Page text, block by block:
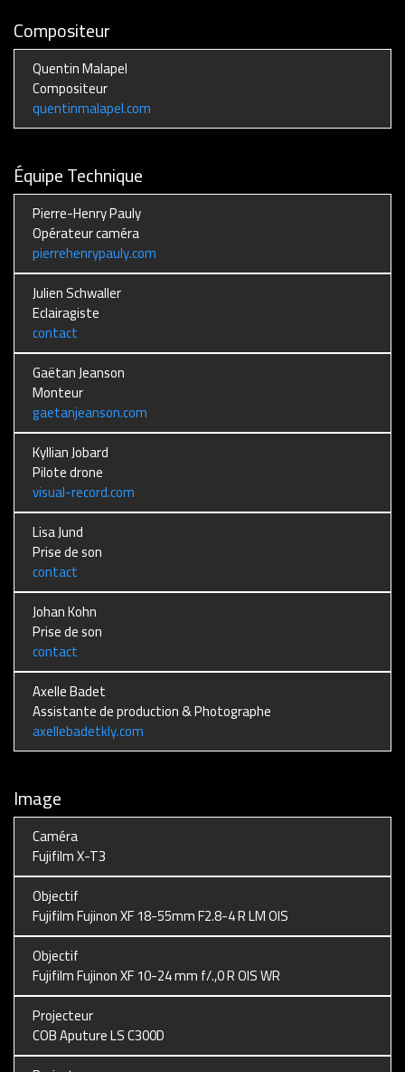
Compositeur
Quentin Malapel
Compositeur
quentinmalapel.com
Équipe Technique
Pierre-Henry Pauly
Opérateur caméra
pierrehenrypauly.com
Julien Schwaller
Eclairagiste
contact
Gaëtan Jeanson
Monteur
gaetanjeanson.com
Kyllian Jobard
Pilote drone
visual-record.com
Lisa Jund
Prise de son
contact
Johan Kohn
Prise de son
contact
Axelle Badet
Assistante de production & Photographe
axellebadetkly.com
Image
Caméra
Fujifilm X-T3
Objectif
Fujifilm Fujinon XF 18-55mm F2.8-4 R LM OIS
Objectif
Fujifilm Fujinon XF 10-24 mm f/.,0 R OIS WR
Projecteur
COB Aputure LS C300D